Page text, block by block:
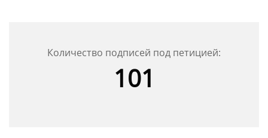
Игры, проходившие в зале ПГУ, вызывали
большой интерес у населения, что придавало
игрокам ещё больший импульс к работе. В
Количество подписей под петицией:
101